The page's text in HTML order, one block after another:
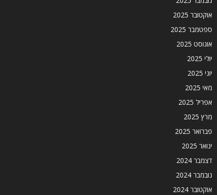
אוקטובר 2025
ספטמבר 2025
אוגוסט 2025
יולי 2025
יוני 2025
מאי 2025
אפריל 2025
מרץ 2025
פברואר 2025
ינואר 2025
דצמבר 2024
נובמבר 2024
אוקטובר 2024